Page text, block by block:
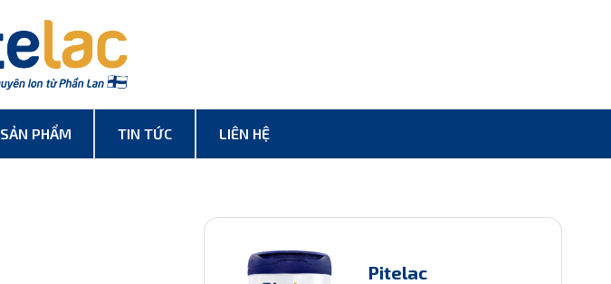
SẢN PHẨM TIN TỨC LIÊN HỆ
Pitelac